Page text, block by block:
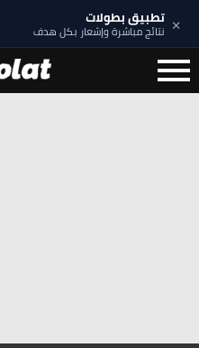
× تطبيق بطولات
نتائج مباشرة وإشعار بكل هدف